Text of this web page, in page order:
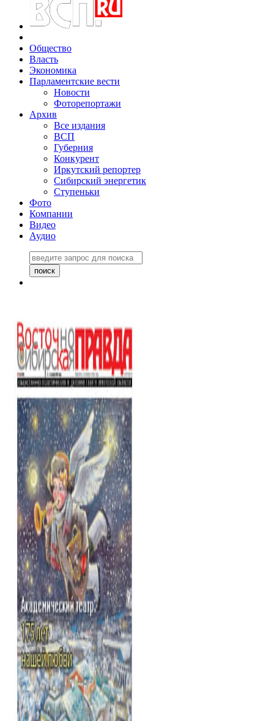
Общество
Власть
Экономика
Парламентские вести
Новости
Фоторепортажи
Архив
Все издания
ВСП
Губерния
Конкурент
Иркутский репортер
Сибирский энергетик
Ступеньки
Фото
Компании
Видео
Аудио